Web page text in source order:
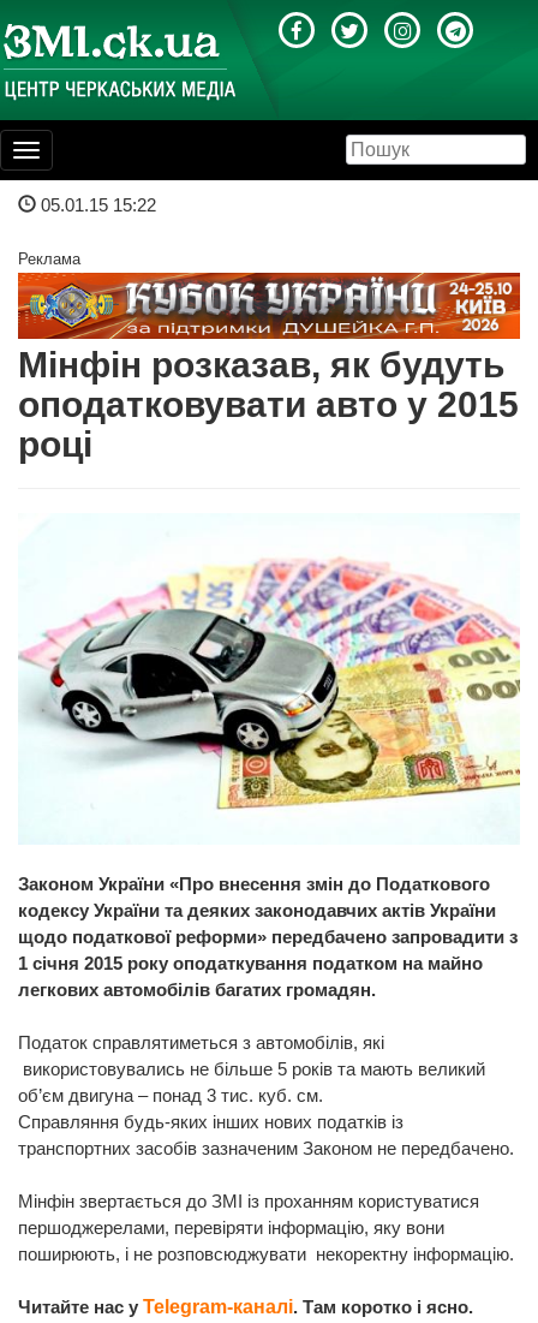
Toggle
navigation
05.01.15 15:22
Реклама
Мінфін розказав, як будуть
оподатковувати авто у 2015
році
Законом України «Про внесення змін до Податкового
кодексу України та деяких законодавчих актів України
щодо податкової реформи» передбачено запровадити з
1 січня 2015 року оподаткування податком на майно
легкових автомобілів багатих громадян.
Податок справлятиметься з автомобілів, які
використовувались не більше 5 років та мають великий
об’єм двигуна – понад 3 тис. куб. см.
Справляння будь-яких інших нових податків із
транспортних засобів зазначеним Законом не передбачено.
Мінфін звертається до ЗМІ із проханням користуватися
першоджерелами, перевіряти інформацію, яку вони
поширюють, і не розповсюджувати некоректну інформацію.
Читайте нас у Telegram-каналі. Там коротко і ясно.